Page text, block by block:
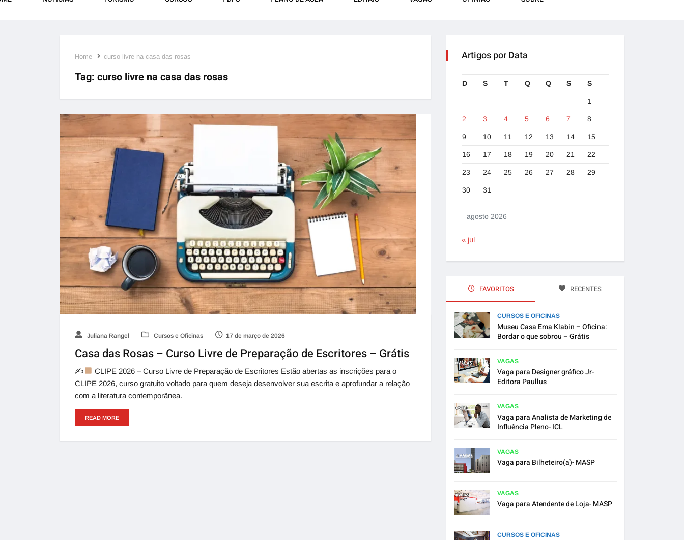
Home curso livre na casa das rosas
Tag: curso livre na casa das rosas
Juliana Rangel Cursos e Oficinas 17 de março de 2026
Casa das Rosas – Curso Livre de Preparação de Escritores – Grátis
✍
CLIPE 2026 – Curso Livre de Preparação de Escritores Estão abertas as inscrições para o
CLIPE 2026, curso gratuito voltado para quem deseja desenvolver sua escrita e aprofundar a relação
com a literatura contemporânea.
READ MORE
Artigos por Data
agosto 2026
D S T Q Q S S
1
2 3 4 5 6 7 8
9 10 11 12 13 14 15
16 17 18 19 20 21 22
23 24 25 26 27 28 29
30 31
« jul
FAVORITOS RECENTES
CURSOS E OFICINAS
Museu Casa Ema Klabin – Oficina:
Bordar o que sobrou – Grátis
VAGAS
Vaga para Designer gráfico Jr-
Editora Paullus
VAGAS
Vaga para Analista de Marketing de
Influência Pleno- ICL
VAGAS
Vaga para Bilheteiro(a)- MASP
VAGAS
Vaga para Atendente de Loja- MASP
CURSOS E OFICINAS